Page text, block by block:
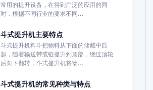
常用的提升设备，在得到广泛的应用的同
时，根据不同行业的要求不同...
斗式提升机主要特点
斗式提升机料斗把物料从下面的储藏中舀
起，随着输送带或链提升到顶部，绕过顶轮
后向下翻转，斗式提升机将物...
斗式提升机的常见种类与特点